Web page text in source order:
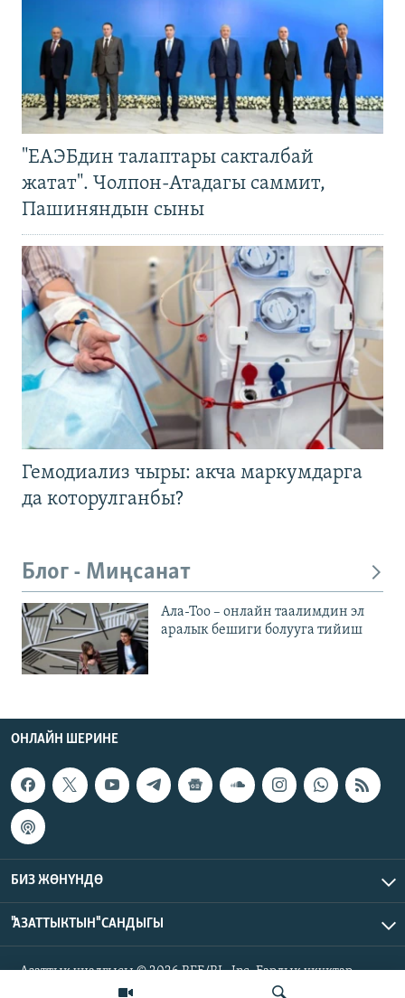
"ЕАЭБдин талаптары сакталбай
жатат". Чолпон-Атадагы саммит,
Пашиняндын сыны
Гемодиализ чыры: акча маркумдарга
да которулганбы?
Блог - Миңсанат
Ала-Тоо – онлайн таалимдин эл
аралык бешиги болууга тийиш
ОНЛАЙН ШЕРИНЕ
БИЗ ЖӨНҮНДӨ
"АЗАТТЫКТЫН" САНДЫГЫ
Азаттык үналгысы © 2026 RFE/RL, Inc. Бардык укуктар